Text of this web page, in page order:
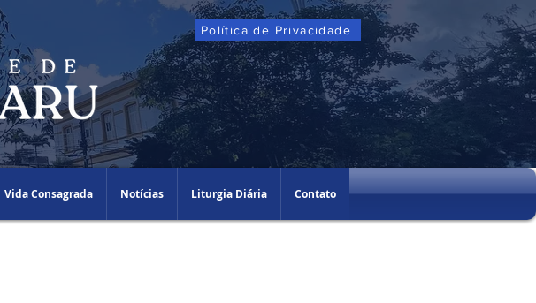
Política de Privacidade
Vida Consagrada Notícias Liturgia Diária Contato